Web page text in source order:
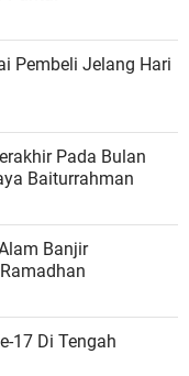
Pembeli Jelang Hari
Pada Bulan
Baiturrahman
Banjir
17 Di Tengah